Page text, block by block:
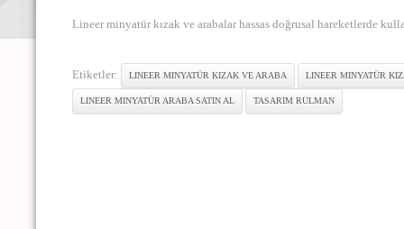
Lineer minyatür kızak ve arabalar hassas doğrusal hareketlerde
Etiketler: LINEER MINYATÜR KIZAK VE ARABA LINEER MINYATÜR
LINEER MINYATÜR ARABA SATIN AL TASARIM RULMAN